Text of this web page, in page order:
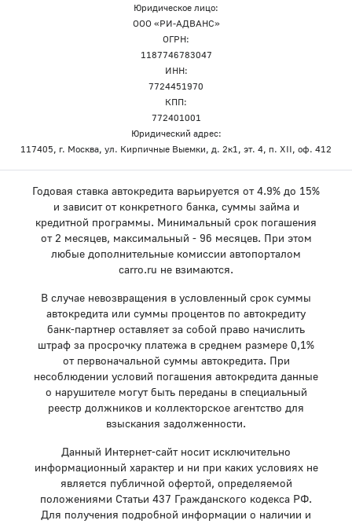
Юридическое лицо:
ООО «РИ-АДВАНС»
ОГРН:
1187746783047
ИНН:
7724451970
КПП:
772401001
Юридический адрес:
117405, г. Москва, ул. Кирпичные Выемки, д. 2к1, эт. 4, п. XII, оф. 412
Годовая ставка автокредита варьируется от 4.9% до 15%
и зависит от конкретного банка, суммы займа и
кредитной программы. Минимальный срок погашения
от 2 месяцев, максимальный - 96 месяцев. При этом
любые дополнительные комиссии автопорталом
carro.ru не взимаются.
В случае невозвращения в условленный срок суммы
автокредита или суммы процентов по автокредиту
банк-партнер оставляет за собой право начислить
штраф за просрочку платежа в среднем размере 0,1%
от первоначальной суммы автокредита. При
несоблюдении условий погашения автокредита данные
о нарушителе могут быть переданы в специальный
реестр должников и коллекторское агентство для
взыскания задолженности.
Данный Интернет-сайт носит исключительно
информационный характер и ни при каких условиях не
является публичной офертой, определяемой
положениями Статьи 437 Гражданского кодекса РФ.
Для получения подробной информации о наличии и